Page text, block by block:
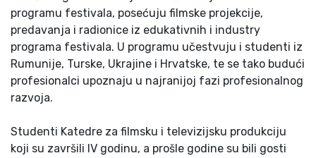
programu festivala, posećuju filmske projekcije,
predavanja i radionice iz edukativnih i industry
programa festivala. U programu učestvuju i studenti iz
Rumunije, Turske, Ukrajine i Hrvatske, te se tako budući
profesionalci upoznaju u najranijoj fazi profesionalnog
razvoja.
Studenti Katedre za filmsku i televizijsku produkciju
koji su završili IV godinu, a prošle godine su bili gosti